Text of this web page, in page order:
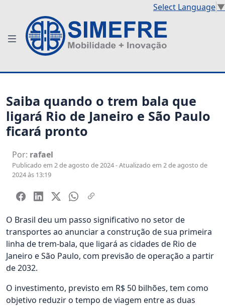
Select Language▼
Saiba quando o trem bala que
ligará Rio de Janeiro e São Paulo
ficará pronto
Por: rafael
Publicado em 2 de agosto de 2024 - Atualizado em 2 de agosto de
2024 às 13:19
O Brasil deu um passo significativo no setor de
transportes ao anunciar a construção de sua primeira
linha de trem-bala, que ligará as cidades de Rio de
Janeiro e São Paulo, com previsão de operação a partir
de 2032.
O investimento, previsto em R$ 50 bilhões, tem como
objetivo reduzir o tempo de viagem entre as duas